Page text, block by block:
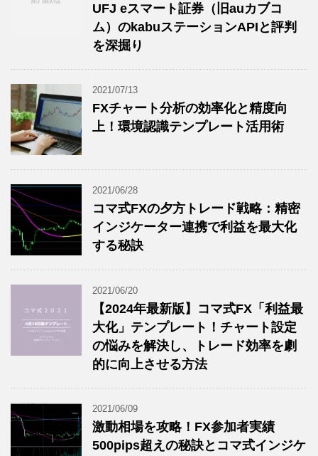
UFJ eスマート証券（旧auカブコ
ム）のkabuステーションAPIと評判
を深掘り
2021/07/13
FXチャート分析の効率化と精度向
上！環境認識テンプレート活用術
2021/06/28
コマ式FXの夕方トレード戦略：精密
インジケーター連携で利益を最大化
する秘訣
2021/06/20
【2024年最新版】コマ式FX「利益最
大化」テンプレート！チャート設定
の悩みを解決し、トレード効率を劇
的に向上させる方法
2021/06/09
激動相場を攻略！FX参加者実績
500pips超えの秘訣とコマ式インジケ